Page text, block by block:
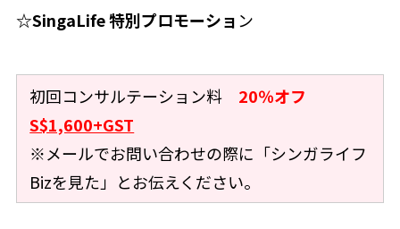
☆SingaLife 特別プロモーショ ン
初回コンサルテーション料
20％オフ
S$1,600+GST
※メールでお問い合わせの際に「シンガライフ
Bizを見た」とお伝えください。